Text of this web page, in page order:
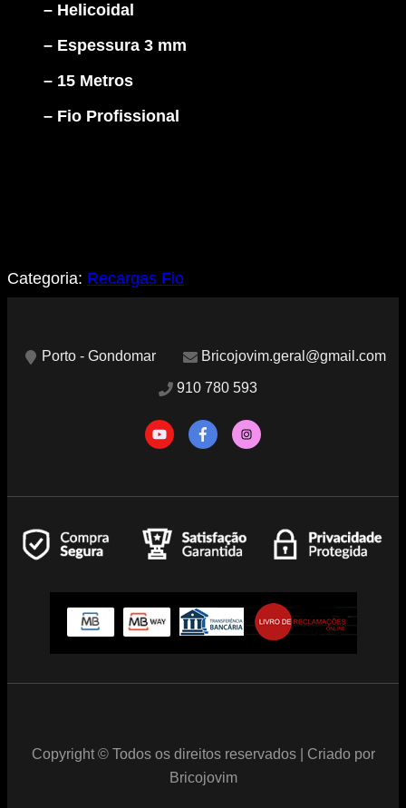
Profissional
– Helicoidal
– Espessura 3 mm
– 15 Metros
– Fio Profissional
Categoria: Recargas Fio
Porto - Gondomar Bricojovim.geral@gmail.com
910 780 593
Copyright © Todos os direitos reservados | Criado por
Bricojovim